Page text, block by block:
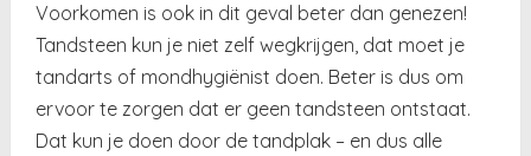
Voorkomen is ook in dit geval beter dan genezen!
Tandsteen kun je niet zelf wegkrijgen, dat moet je
tandarts of mondhygiënist doen. Beter is dus om
ervoor te zorgen dat er geen tandsteen ontstaat.
Dat kun je doen door de tandplak – en dus alle